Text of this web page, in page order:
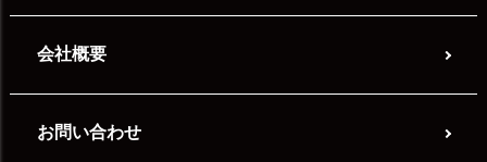
会社概要
お問い合わせ